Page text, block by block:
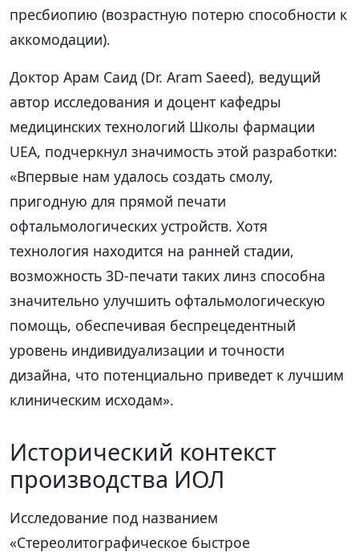
пресбиопию (возрастную потерю способности к
аккомодации).
Доктор Арам Саид (Dr. Aram Saeed), ведущий
автор исследования и доцент кафедры
медицинских технологий Школы фармации
UEA, подчеркнул значимость этой разработки:
«Впервые нам удалось создать смолу,
пригодную для прямой печати
офтальмологических устройств. Хотя
технология находится на ранней стадии,
возможность 3D-печати таких линз способна
значительно улучшить офтальмологическую
помощь, обеспечивая беспрецедентный
уровень индивидуализации и точности
дизайна, что потенциально приведет к лучшим
клиническим исходам».
Исторический контекст
производства ИОЛ
Исследование под названием
«Стереолитографическое быстрое